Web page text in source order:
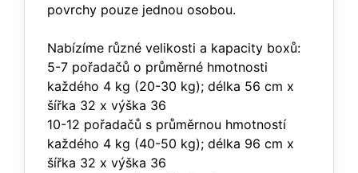
povrchy pouze jednou osobou.
Nabízíme různé velikosti a kapacity boxů:
5-7 pořadačů o průměrné hmotnosti
každého 4 kg (20-30 kg); délka 56 cm x
šířka 32 x výška 36
10-12 pořadačů s průměrnou hmotností
každého 4 kg (40-50 kg); délka 96 cm x
šířka 32 x výška 36